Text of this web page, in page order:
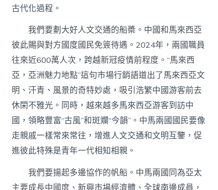
古代化過程。
我們要劃大好人文交通的船槳。中國和馬來西亞
彼此賜與對方國度國民免簽待遇。2024年，兩國職員
往來近600萬人次，跨越新冠疫情前程度。“馬來西
亞，亞洲魅力地點”這句市場行銷語道出了馬來西亞文
明、汗青、風景的奇特妙處，吸引浩繁中國游客前去
休閑不雅光。同時，越來越多馬來西亞游客到訪中
國，領略豐富“古風”和斑斕“今韻”。中馬兩國國民要像
走親戚一樣常來常往，增進人文交通和文明互鑒，促
進彼此特殊是青年一代相知相親。
我們要揚起多邊協作的帆船。中馬兩國同為亞太
主要成長中國度、新興市場經濟體、全球南邊成員，